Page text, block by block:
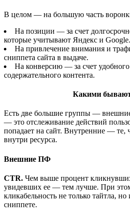
В целом — на большую часть
На позиции — за счет
которые учитывают Яндекс и Google.
На привлечение внимания и
сниппета сайта в выдаче.
На конверсию — за счет
содержательного контента.
Какими
Есть две большие группы —
— это отслеживание действий
попадает на сайт. Внутренние — те,
внутри ресурса.
Внешние ПФ
CTR. Чем выше процент
увидевших ее — тем лучше. При
кликабельность не только тайтла,
сниппете.